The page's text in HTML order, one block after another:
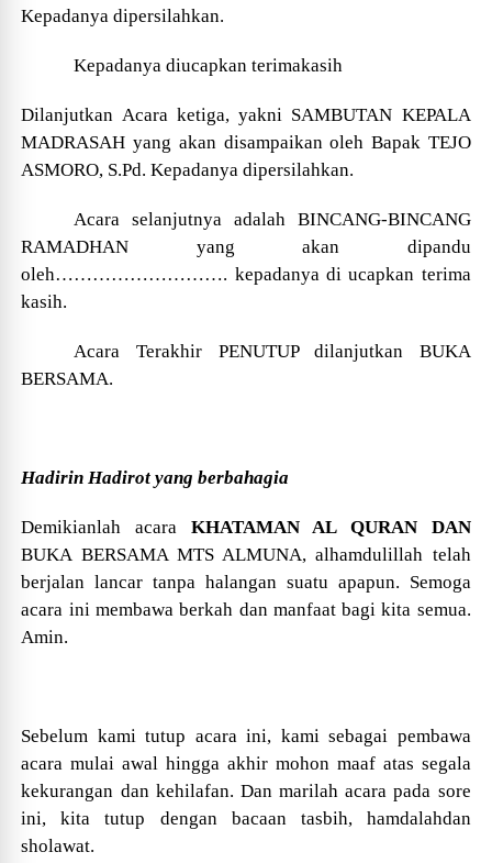
Kepadanya dipersilahkan.
Kepadanya diucapkan terimakasih
Dilanjutkan Acara ketiga, yakni SAMBUTAN KEPALA
MADRASAH yang akan disampaikan oleh Bapak TEJO
ASMORO, S.Pd. Kepadanya dipersilahkan.
Acara selanjutnya adalah BINCANG-BINCANG
RAMADHAN yang akan dipandu
oleh…………… …………. kepadanya di ucapkan terima
kasih.
Acara Terakhir PENUTUP dilanjutkan BUKA
BERSAMA.
Hadirin Hadirot yang berbahagia
Demikianlah acara KHATAMAN AL QURAN DAN
BUKA BERSAMA MTS ALMUNA, alhamdulillah telah
berjalan lancar tanpa halangan suatu apapun. Semoga
acara ini membawa berkah dan manfaat bagi kita semua.
Amin.
Sebelum kami tutup acara ini, kami sebagai pembawa
acara mulai awal hingga akhir mohon maaf atas segala
kekurangan dan kehilafan. Dan marilah acara pada sore
ini, kita tutup dengan bacaan tasbih, hamdalahdan
sholawat.